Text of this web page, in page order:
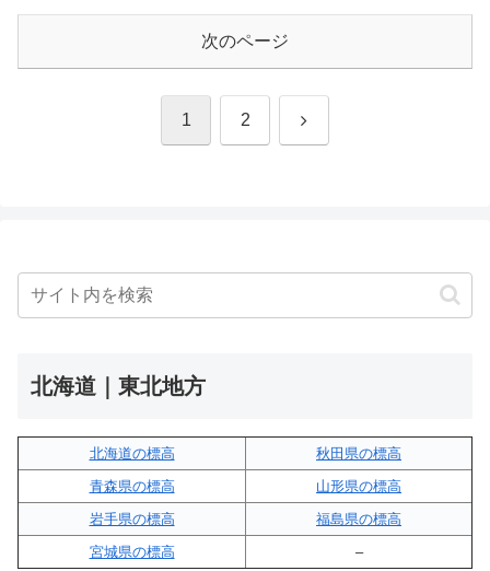
次のページ
1 2 次
北海道｜東北地方
北海道の標高
秋田県の標高
青森県の標高
山形県の標高
岩手県の標高
福島県の標高
宮城県の標高
–